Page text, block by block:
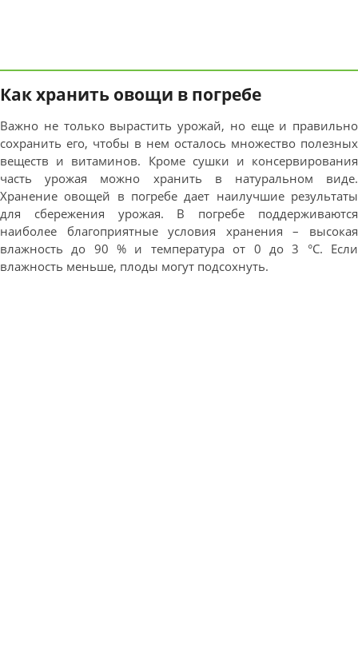
Как хранить овощи в погребе
Важно не только вырастить урожай, но еще и правильно
сохранить его, чтобы в нем осталось множество полезных
веществ и витаминов. Кроме сушки и консервирования
часть урожая можно хранить в натуральном виде.
Хранение овощей в погребе дает наилучшие результаты
для сбережения урожая. В погребе поддерживаются
наиболее благоприятные условия хранения – высокая
влажность до 90 % и температура от 0 до 3 °С. Если
влажность меньше, плоды могут подсохнуть.